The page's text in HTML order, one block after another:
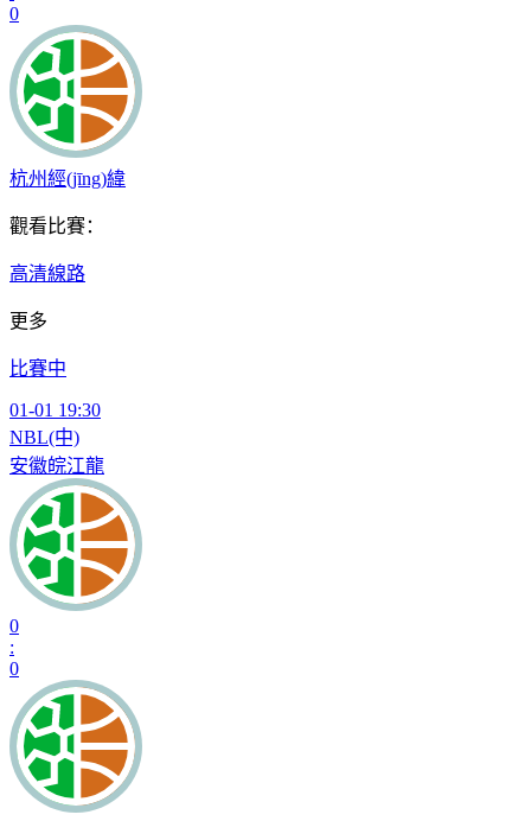
0
杭州經(jīng)緯
觀看比賽：
高清線路
更多
比賽中
01-01 19:30
NBL(中)
安徽皖江龍
0
:
0